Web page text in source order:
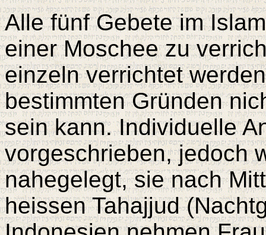
Alle fünf Gebete im
einer Moschee zu
einzeln verrichtet
bestimmten Gründen
sein kann. Individuelle
vorgeschrieben, jedoch
nahegelegt, sie nach
heissen Tahajjud